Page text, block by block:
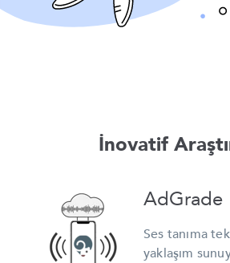
İnovatif
AdGrade
Ses tanıma
yaklaşım